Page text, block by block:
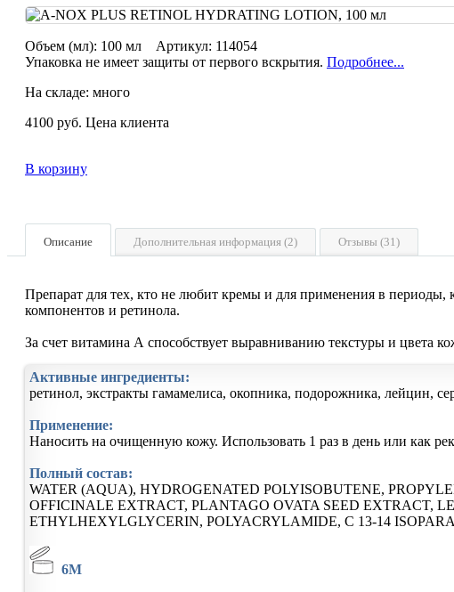
Объем (мл): 100 мл Артикул: 114054
Упаковка не имеет защиты от первого вскрытия. Подробнее...
На складе: много
4100 руб. Цена клиента
В корзину
Описание Дополнительная информация (2) Отзывы (31)
Препарат для тех, кто не любит кремы и для применения в периоды,
компонентов и ретинола.
За счет витамина А способствует выравниванию текстуры и цвета
Активные ингредиенты:
ретинол, экстракты гамамелиса, окопника, подорожника, лейцин,
Применение:
Наносить на очищенную кожу. Использовать 1 раз в день или как
Полный состав:
WATER (AQUA), HYDROGENATED POLYISOBUTENE,
OFFICINALE EXTRACT, PLANTAGO OVATA SEED EXTRACT,
ETHYLHEXYLGLYCERIN, POLYACRYLAMIDE, C 13-14
6M